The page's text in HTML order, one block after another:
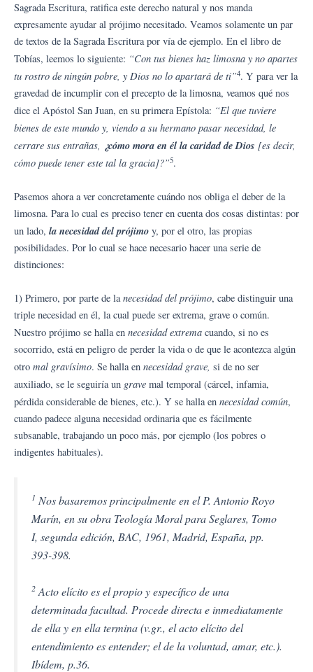
Sagrada Escritura, ratifica este derecho natural y nos manda
expresamente ayudar al prójimo necesitado. Veamos solamente un par
de textos de la Sagrada Escritura por vía de ejemplo. En el libro de
Tobías, leemos lo siguiente: “Con tus bienes haz limosna y no apartes
tu rostro de ningún pobre, y Dios no lo apartará de ti”4. Y para ver la
gravedad de incumplir con el precepto de la limosna, veamos qué nos
dice el Apóstol San Juan, en su primera Epístola: “El que tuviere
bienes de este mundo y, viendo a su hermano pasar necesidad, le
cerrare sus entrañas, ¿cómo mora en él la caridad de Dios [es decir,
cómo puede tener este tal la gracia]?”5.
Pasemos ahora a ver concretamente cuándo nos obliga el deber de la
limosna. Para lo cual es preciso tener en cuenta dos cosas distintas: por
un lado, la necesidad del prójimo y, por el otro, las propias
posibilidades. Por lo cual se hace necesario hacer una serie de
distinciones:
1) Primero, por parte de lanecesidad del prójimo, cabe distinguir una
triple necesidad en él, la cual puede ser extrema, grave o común.
Nuestro prójimo se halla en necesidad extrema cuando, si no es
socorrido, está en peligro de perder la vida o de que le acontezca algún
otro mal gravísimo. Se halla en necesidad grave, si de no ser
auxiliado, se le seguiría un grave mal temporal (cárcel, infamia,
pérdida considerable de bienes, etc.). Y se halla en necesidad común,
cuando padece alguna necesidad ordinaria que es fácilmente
subsanable, trabajando un poco más, por ejemplo (los pobres o
indigentes habituales).
1 Nos basaremos principalmente en el P. Antonio Royo
Marín, en su obra Teología Moral para Seglares, Tomo
I, segunda edición, BAC, 1961, Madrid, España, pp.
393-398.
2 Acto elícito es el propio y específico de una
determinada facultad. Procede directa e inmediatamente
de ella y en ella termina (v.gr., el acto elícito del
entendimiento es entender; el de la voluntad, amar, etc.).
Ibídem, p.36.